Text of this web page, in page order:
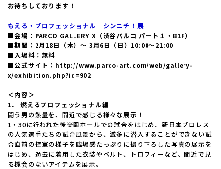
お待ちしております！
もえる・プロフェッショナル シンニチ！展
■会場：PARCO GALLERY X（渋谷パルコ パート１・B1F）
■期間：2月18日（木）〜 3月6日（日）10:00〜21:00
■入場料：無料
■公式サイト： http://www.parco-art.com/web/gallery-
x/exhibition.php?id=902
＜内容＞
1． 燃えるプロフェッショナル編
闘う男の熱量を、間近で感じる様々な展示！
1・30に行われた後楽園ホールでの試合をはじめ、新日本プロレス
の人気選手たちの試合風景から、滅多に潜入することができない試
合直前の控室の様子を臨場感たっぷりに撮り下ろした写真の展示を
はじめ、過去に着用した衣装やベルト、トロフィーなど、間近で見
る機会のないアイテムを展示。